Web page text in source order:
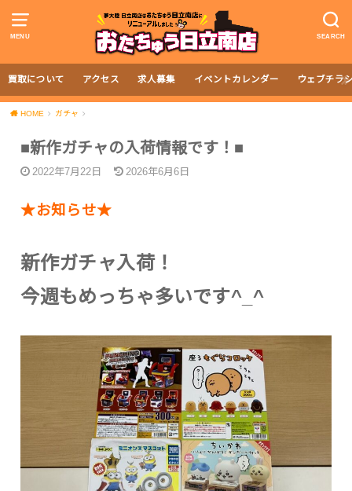
MENU SEARCH
買取について アクセス 求人募集 イベントカレンダー ウェブチラ
HOME ガチャ
■新作ガチャの入荷情報です！■
2022年7月22日 2026年6月6日
★お知らせ★
新作ガチャ入荷！
今週もめっちゃ多いです^_^